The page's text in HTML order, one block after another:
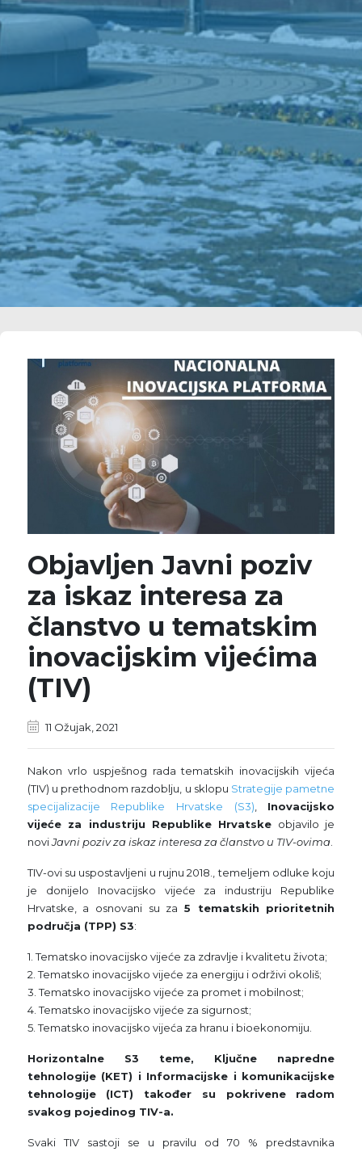
Objavljen Javni poziv
za iskaz interesa za
članstvo u tematskim
inovacijskim vijećima
(TIV)
11 Ožujak, 2021
Nakon vrlo uspješnog rada tematskih inovacijskih vijeća
(TIV) u prethodnom razdoblju, u sklopu Strategije pametne
specijalizacije Republike Hrvatske (S3)
Inovacijsko
vijeće za industriju Republike Hrvatske objavilo je
noviJavni poziv za iskaz interesa za članstvo u TIV-ovima.
TIV-ovi su uspostavljeni u rujnu 2018., temeljem odluke koju
je donijelo Inovacijsko vijeće za industriju Republike
Hrvatske, a osnovani su za5 tematskih prioritetnih
područja (TPP) S3:
1. Tematsko inovacijsko vijeće za zdravlje i kvalitetu života;
2. Tematsko inovacijsko vijeće za energiju i održivi okoliš;
3. Tematsko inovacijsko vijeće za promet i mobilnost;
4. Tematsko inovacijsko vijeće za sigurnost;
5. Tematsko inovacijsko vijeća za hranu i bioekonomiju.
Horizontalne S3 teme, Ključne napredne
tehnologije (KET) i Informacijske i komunikacijske
tehnologije (ICT) također su pokrivene radom
svakog pojedinog TIV-a.
Svaki TIV sastoji se u pravilu od 70 % predstavnika